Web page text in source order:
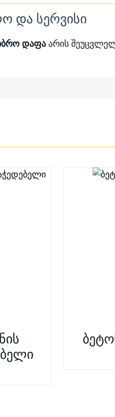
და სერვისი
დაფა არის